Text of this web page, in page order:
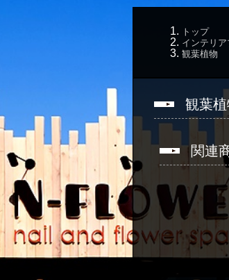
トップ
インテリ
観葉植物
観葉
関連